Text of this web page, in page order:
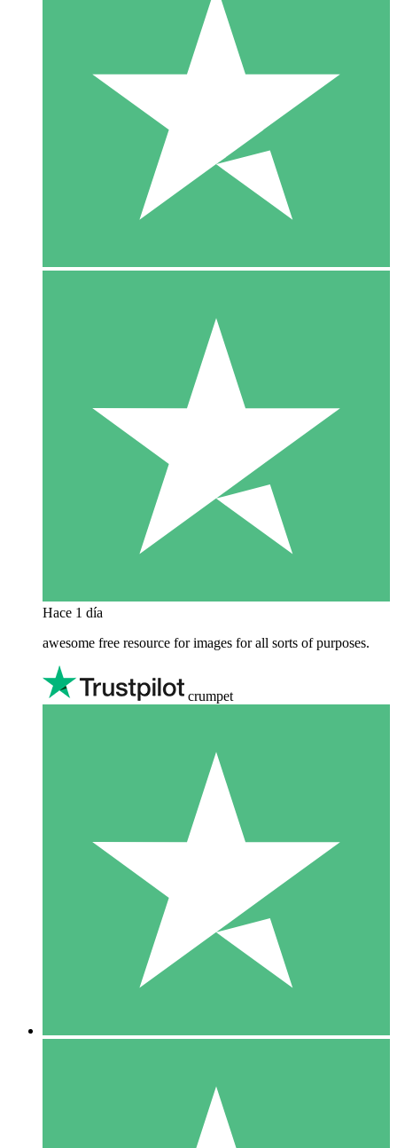
Hace 1 día
awesome free resource for images for all sorts of purposes.
crumpet